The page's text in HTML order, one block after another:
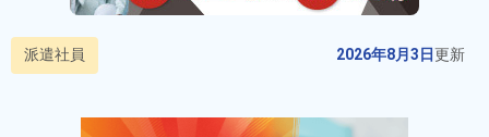
派遣社員 2026年8月3日更新